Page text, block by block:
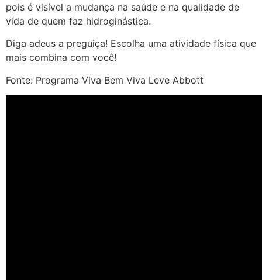
pois é visível a mudança na saúde e na qualidade de
vida de quem faz hidroginástica.
Diga adeus a preguiça! Escolha uma atividade física que
mais combina com você!
Fonte: Programa Viva Bem Viva Leve Abbott